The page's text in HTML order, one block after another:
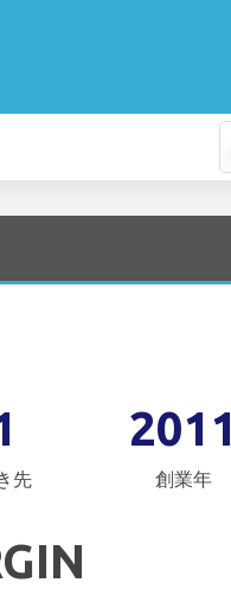
先
2011
創業年